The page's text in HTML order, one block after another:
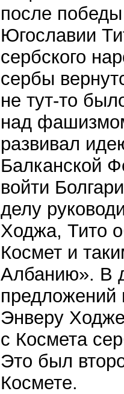
после
Югославии
сербского
сербы
не тут-то
над
развивал
Балканской
войти
делу
Ходжа, Тито
Космет и
Албанию». В
предложений
Энверу
с Космета
Это был
Космете.